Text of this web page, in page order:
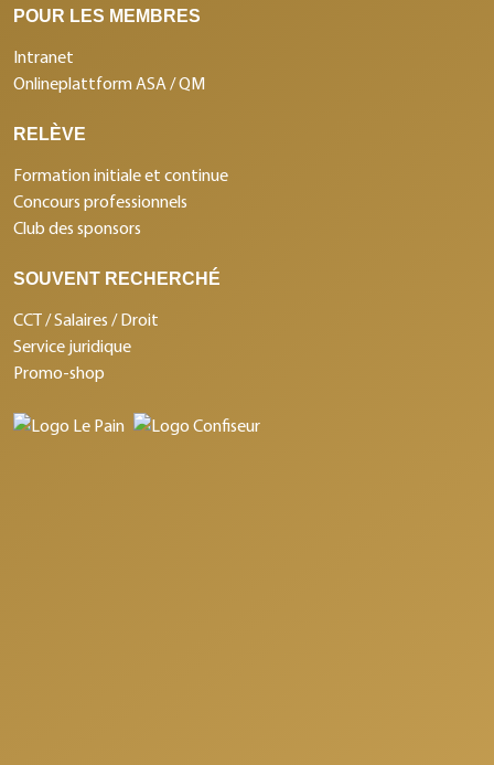
POUR LES MEMBRES
Intranet
Onlineplattform ASA / QM
RELÈVE
Formation initiale et continue
Concours professionnels
Club des sponsors
SOUVENT RECHERCHÉ
CCT / Salaires / Droit
Service juridique
Promo-shop